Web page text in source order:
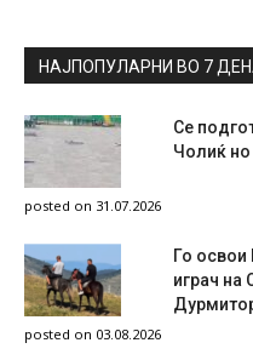
НАЈПОПУЛАРНИ ВО 7
Се
Чолиќ но
posted on 31.07.2026
Го освои
играч на
posted on 03.08.2026